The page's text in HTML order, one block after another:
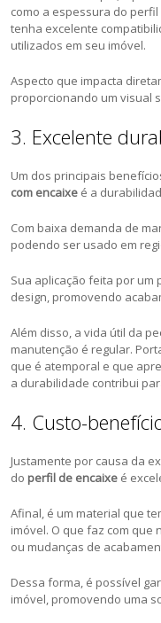
como a espessura do
tenha excelente
utilizados em seu imóvel.
Aspecto que impacta
proporcionando um visual
3. Excelente
Um dos principais
com encaixe é a
Com baixa demanda de
podendo ser usado em
Sua aplicação feita por
design, promovendo
Além disso, a vida útil da
manutenção é regular.
que é atemporal e que
a durabilidade contribui
4. Custo-
Justamente por causa da
do perfil de encaixe é
Afinal, é um material que
imóvel. O que faz com que
ou mudanças de
Dessa forma, é possível
imóvel, promovendo uma